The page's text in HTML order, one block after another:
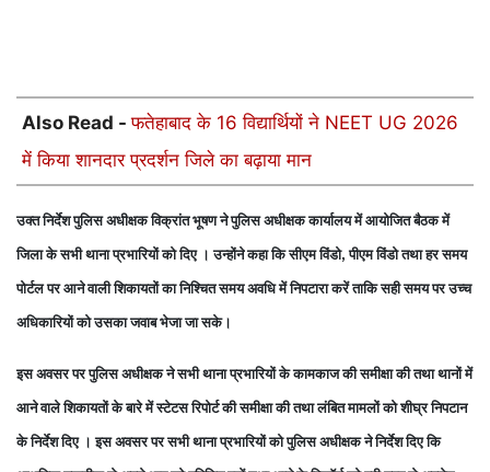
Also Read -फतेहाबाद के 16 विद्यार्थियों ने NEET UG 2026
में किया शानदार प्रदर्शन जिले का बढ़ाया मान
उक्त निर्देश पुलिस अधीक्षक विक्रांत भूषण ने पुलिस अधीक्षक कार्यालय में आयोजित बैठक में
जिला के सभी थाना प्रभारियों को दिए । उन्होंने कहा कि सीएम विंडो,पीएम विंडो तथा हर समय
पोर्टल पर आने वाली शिकायतों का निश्चित समय अवधि में निपटारा करें ताकि सही समय पर उच्च
अधिकारियों को उसका जवाब भेजा जा सके।
इस अवसर पर पुलिस अधीक्षक ने सभी थाना प्रभारियों के कामकाज की समीक्षा की तथा थानों में
आने वाले शिकायतों के बारे में स्टेटस रिपोर्ट की समीक्षा की तथा लंबित मामलों को शीघ्र निपटान
के निर्देश दिए । इस अवसर पर सभी थाना प्रभारियों को पुलिस अधीक्षक ने निर्देश दिए कि